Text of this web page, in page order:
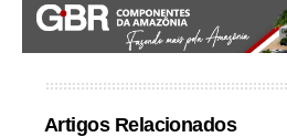
Artigos Relacionados